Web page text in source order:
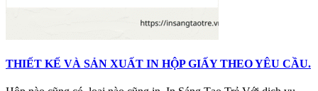
THIẾT KẾ VÀ SẢN XUẤT IN HỘP GIẤY THEO YÊU CẦU.